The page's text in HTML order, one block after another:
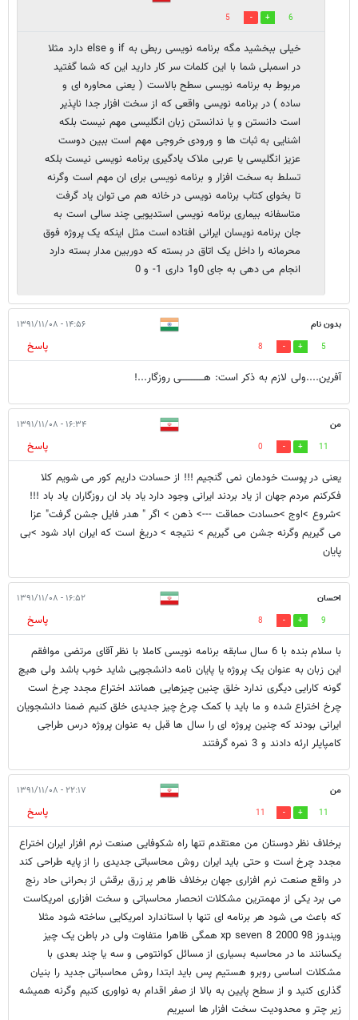
6
5
خیلی ببخشید مگه برنامه نویسی ربطی به if و else دارد مثلا
در اسمبلی شما با این کلمات سر کار دارید این که شما گفتید
مربوط به برنامه نویسی سطح بالاست ( یعنی محاوره ای و
ساده ) در برنامه نویسی واقعی که از سخت افزار جدا ناپذیر
است دانستن و یا ندانستن زبان انگلیسی مهم نیست بلکه
اشنایی به ثبات ها و ورودی خروجی مهم است ببین دوست
عزیز انگلیسی یا عربی ملاک یادگیری برنامه نویسی نیست بلکه
تسلط به سخت افزار و برنامه نویسی برای ان مهم است وگرنه
تا بخوای کتاب برنامه نویسی در خانه هم می توان یاد گرفت
متاسفانه بیماری برنامه نویسی استدیویی چند سالی است به
جان برنامه نویسان ایرانی افتاده است مثل اینکه یک پروژه فوق
محرمانه را داخل یک اتاق در بسته که دوربین مدار بسته دارد
انجام می دهی به جای 0و1 داری 1- و 0
بدون نام ۱۴:۵۶ - ۱۳۹۱/۱۱/۰۸
5
8
پاسخ
آفرین....ولی لازم به ذکر است: هــــــــــــــی روزگار...!
من ۱۶:۳۴ - ۱۳۹۱/۱۱/۰۸
11
0
پاسخ
یعنی در پوست خودمان نمی گنجیم !!! از حسادت داریم کور می شویم کلا
فکرکنم مردم جهان از یاد بردند ایرانی وجود دارد یاد باد ان روزگاران یاد باد !!!
>شروع >اوج >حسادت حماقت ---> ذهن > اگر " هدر فایل جشن گرفت" عزا
می گیریم وگرنه جشن می گیریم > نتیجه > دریغ است که ایران اباد شود >بی
پایان
احسان ۱۶:۵۲ - ۱۳۹۱/۱۱/۰۸
9
8
پاسخ
با سلام بنده با 6 سال سابقه برنامه نویسی کاملا با نظر آقای مرتضی موافقم
این زبان به عنوان یک پروژه یا پایان نامه دانشجویی شاید خوب باشد ولی هیچ
گونه کارایی دیگری ندارد خلق چنین چیزهایی همانند اختراع مجدد چرخ است
چرخ اختراع شده و ما باید با کمک چرخ چیز جدیدی خلق کنیم ضمنا دانشجویان
ایرانی بودند که چنین پروژه ای را سال ها قبل به عنوان پروژه درس طراجی
کامپایلر ارئه دادند و 3 نمره گرفتند
من ۲۲:۱۷ - ۱۳۹۱/۱۱/۰۸
11
11
پاسخ
برخلاف نظر دوستان من معتقدم تنها راه شکوفایی صنعت نرم افزار ایران اختراع
مجدد چرخ است و حتی باید ایران روش محاسباتی جدیدی را از پایه طراحی کند
در واقع صنعت نرم افزاری جهان برخلاف ظاهر پر زرق برقش از بحرانی حاد رنج
می برد یکی از مهمترین مشکلات انحصار محاسباتی و سخت افزاری امریکاست
که باعث می شود هر برنامه ای تنها با استاندارد امریکایی ساخته شود مثلا
ویندوز 98 2000 xp seven 8 همگی ظاهرا متفاوت ولی در باطن یک چیز
یکسانند ما در محاسبه بسیاری از مسائل کوانتومی و سه یا چند بعدی با
مشکلات اساسی روبرو هستیم پس باید ابتدا روش محاسباتی جدید را بنیان
گذاری کنید و از سطح پایین به بالا از صفر اقدام به نواوری کنیم وگرنه همیشه
زیر چتر و محدودیت سخت افزار ها اسیریم